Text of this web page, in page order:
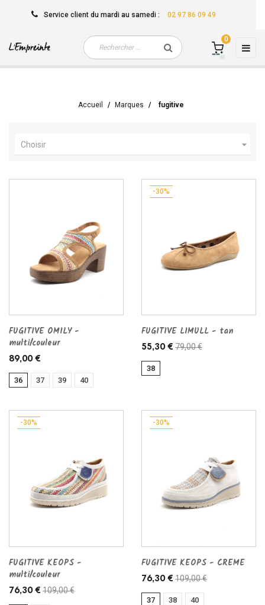
Service client du mardi au samedi : 02 97 86 09 49
☰
0
Accueil Marques fugitive
Choisir 
FUGITIVE OMILY -
multi/couleur
89,00 €
36 37 39 40
-30%
FUGITIVE LIMULL - tan
55,30 € 79,00 €
38
-30%
FUGITIVE KEOPS -
multi/couleur
76,30 € 109,00 €
-30%
FUGITIVE KEOPS - CREME
76,30 € 109,00 €
37 38 40